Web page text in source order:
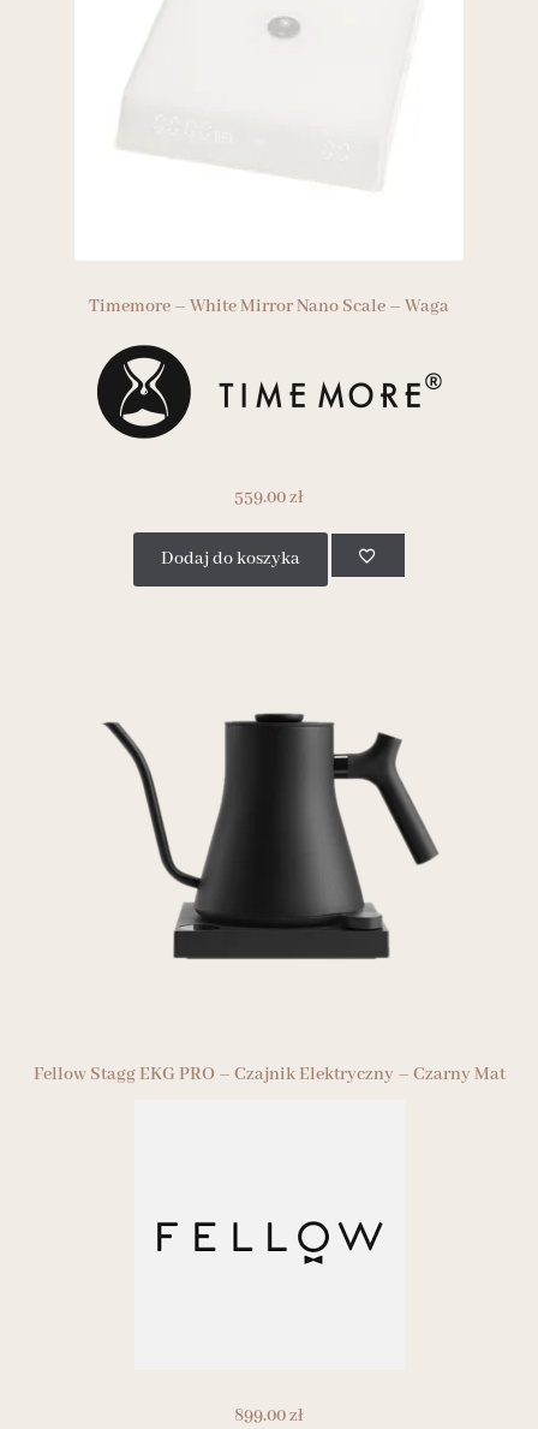
Timemore – White Mirror Nano Scale – Waga
559.00zł
Dodaj do koszyka
Fellow Stagg EKG PRO – Czajnik Elektryczny – Czarny Mat
899.00zł